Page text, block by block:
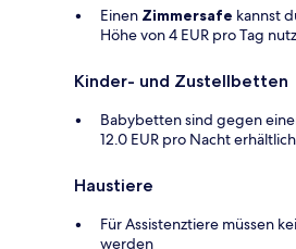
Einen Zimmersafe kannst
Höhe von 4 EUR pro Tag
Kinder- und Zustellbetten
Babybetten sind gegen
12.0 EUR pro Nacht
Haustiere
Für Assistenztiere müssen
werden